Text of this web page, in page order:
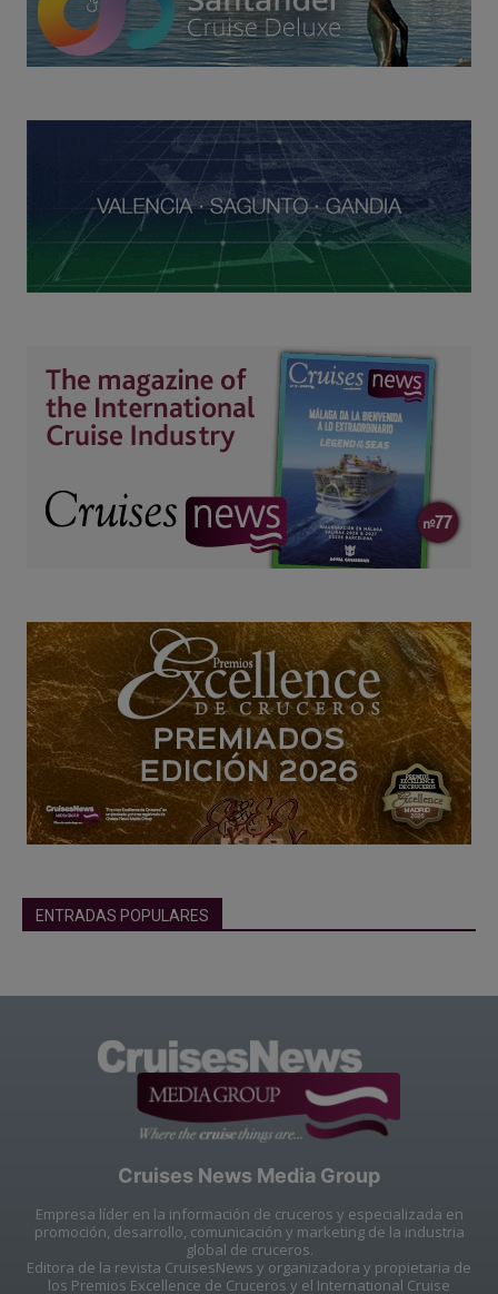
ENTRADAS POPULARES
Cruises News Media Group
Empresa líder en la información de cruceros y especializada en
promoción, desarrollo, comunicación y marketing de la industria
global de cruceros.
Editora de la revista CruisesNews y organizadora y propietaria de
los Premios Excellence de Cruceros y el International Cruise